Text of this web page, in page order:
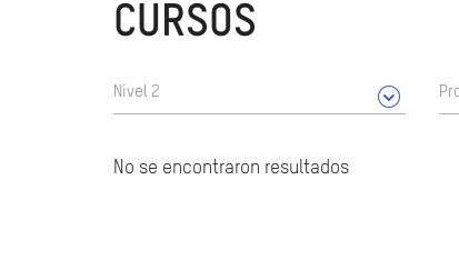
CURSOS
Nivel 2
No se encontraron resultados